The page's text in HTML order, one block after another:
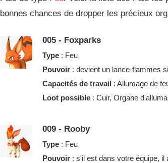
bonnes chances de dropper les précieux
005 - Foxparks
Type : Feu
Pouvoir : devient un lance-flammes
Capacités de travail : Allumage de
Loot possible : Cuir, Organe
009 - Rooby
Type : Feu
Pouvoir : s'il est dans votre équipe,